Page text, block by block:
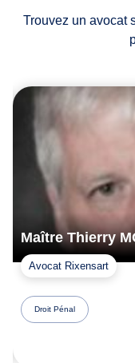
Trouvez un avocat
Maître Thierry
Avocat Rixensart
Droit Pénal